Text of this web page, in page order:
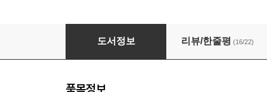
중등부터 시작하는 수능 1등급 독서법
도서정보 리뷰/한줄평 (16/22)
품목정보